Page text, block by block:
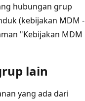
hubungan grup
(kebijakan MDM -
"Kebijakan MDM
lain
yang ada dari